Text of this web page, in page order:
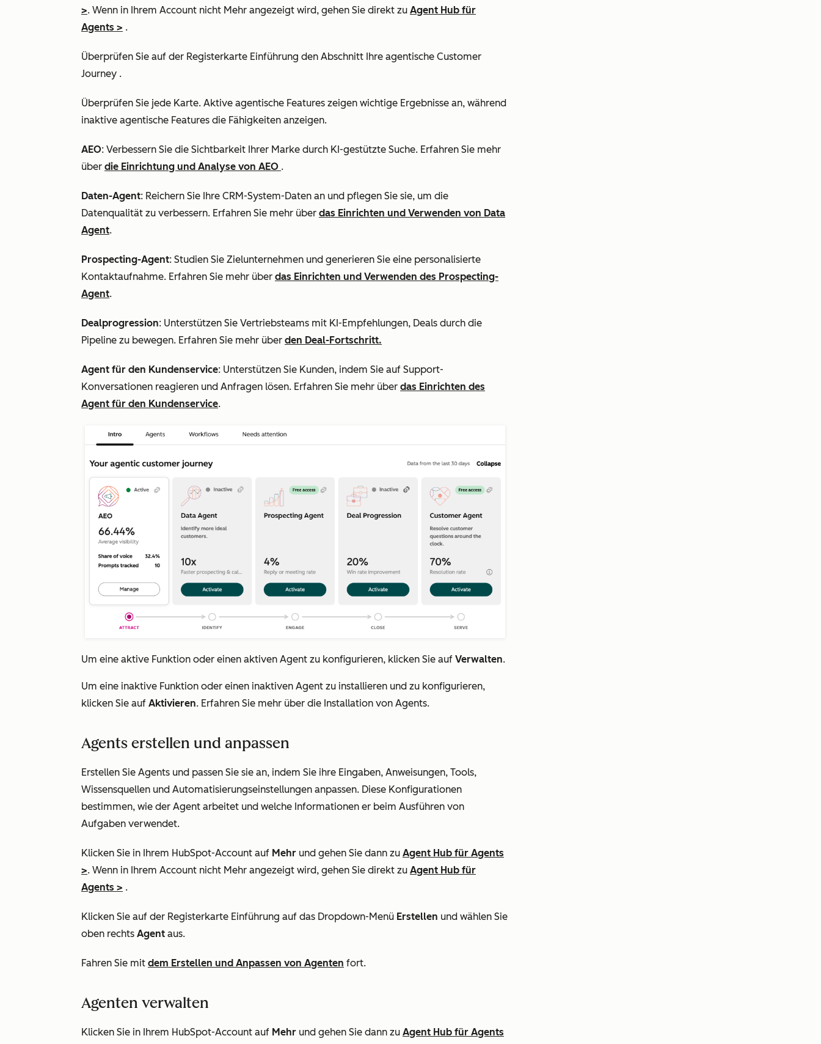
>. Wenn in Ihrem Account nicht Mehr angezeigt wird, gehen Sie direkt zu Agent Hub für
Agents > .
Überprüfen Sie auf der Registerkarte Einführung den Abschnitt Ihre agentische Customer
Journey .
Überprüfen Sie jede Karte. Aktive agentische Features zeigen wichtige Ergebnisse an, während
inaktive agentische Features die Fähigkeiten anzeigen.
AEO: Verbessern Sie die Sichtbarkeit Ihrer Marke durch KI-gestützte Suche. Erfahren Sie mehr
über die Einrichtung und Analyse von AEO .
Daten-Agent: Reichern Sie Ihre CRM-System-Daten an und pflegen Sie sie, um die
Datenqualität zu verbessern. Erfahren Sie mehr über das Einrichten und Verwenden von Data
Agent.
Prospecting-Agent: Studien Sie Zielunternehmen und generieren Sie eine personalisierte
Kontaktaufnahme. Erfahren Sie mehr über das Einrichten und Verwenden des Prospecting-
Agent.
Dealprogression: Unterstützen Sie Vertriebsteams mit KI-Empfehlungen, Deals durch die
Pipeline zu bewegen. Erfahren Sie mehr über den Deal-Fortschritt.
Agent für den Kundenservice: Unterstützen Sie Kunden, indem Sie auf Support-
Konversationen reagieren und Anfragen lösen. Erfahren Sie mehr über das Einrichten des
Agent für den Kundenservice.
Um eine aktive Funktion oder einen aktiven Agent zu konfigurieren, klicken Sie auf Verwalten.
Um eine inaktive Funktion oder einen inaktiven Agent zu installieren und zu konfigurieren,
klicken Sie auf Aktivieren. Erfahren Sie mehr über die Installation von Agents.
Agents erstellen und anpassen
Erstellen Sie Agents und passen Sie sie an, indem Sie ihre Eingaben, Anweisungen, Tools,
Wissensquellen und Automatisierungseinstellungen anpassen. Diese Konfigurationen
bestimmen, wie der Agent arbeitet und welche Informationen er beim Ausführen von
Aufgaben verwendet.
Klicken Sie in Ihrem HubSpot-Account auf Mehr und gehen Sie dann zu Agent Hub für Agents
>. Wenn in Ihrem Account nicht Mehr angezeigt wird, gehen Sie direkt zu Agent Hub für
Agents > .
Klicken Sie auf der Registerkarte Einführung auf das Dropdown-Menü Erstellen und wählen Sie
oben rechts Agent aus.
Fahren Sie mit dem Erstellen und Anpassen von Agenten fort.
Agenten verwalten
Klicken Sie in Ihrem HubSpot-Account auf Mehr und gehen Sie dann zu Agent Hub für Agents